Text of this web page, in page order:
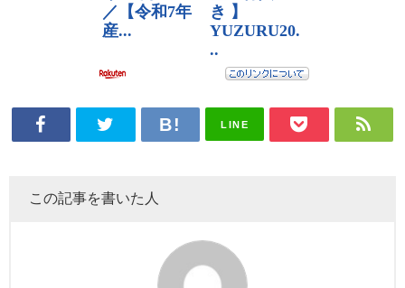
LINE
この記事を書いた人